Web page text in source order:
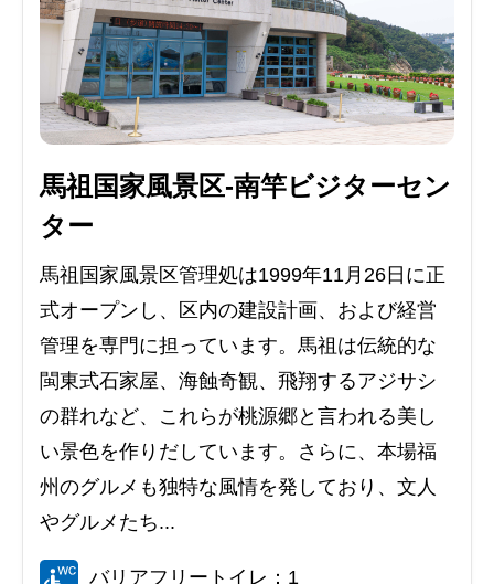
馬祖国家風景区-南竿ビジターセン
ター
馬祖国家風景区管理処は1999年11月26日に正
式オープンし、区内の建設計画、および経営
管理を専門に担っています。馬祖は伝統的な
閩東式石家屋、海蝕奇観、飛翔するアジサシ
の群れなど、これらが桃源郷と言われる美し
い景色を作りだしています。さらに、本場福
州のグルメも独特な風情を発しており、文人
やグルメたち...
バリアフリートイレ：1